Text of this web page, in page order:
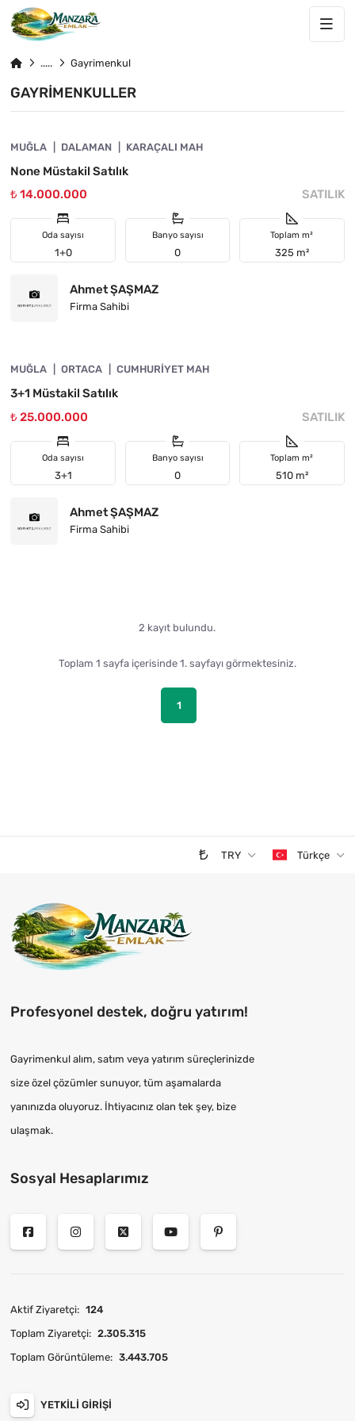
Gayrimenkul
GAYRIMENKULLER
MUĞLA DALAMAN KARAÇALI MAH
None Müstakil Satılık
₺ 14.000.000
SATILIK
Oda sayısı
1+0
Banyo sayısı
0
Toplam m²
325 m²
Ahmet ŞAŞMAZ
Firma Sahibi
MUĞLA ORTACA CUMHURIYET MAH
3+1 Müstakil Satılık
₺ 25.000.000
SATILIK
Oda sayısı
3+1
Banyo sayısı
0
Toplam m²
510 m²
Ahmet ŞAŞMAZ
Firma Sahibi
2 kayıt bulundu.
Toplam 1 sayfa içerisinde 1. sayfayı görmektesiniz.
1
TRY Türkçe
Profesyonel destek, doğru yatırım!
Gayrimenkul alım, satım veya yatırım süreçlerinizde
size özel çözümler sunuyor, tüm aşamalarda
yanınızda oluyoruz. İhtiyacınız olan tek şey, bize
ulaşmak.
Sosyal Hesaplarımız
Aktif Ziyaretçi: 124
Toplam Ziyaretçi: 2.305.315
Toplam Görüntüleme: 3.443.705
YETKILI GIRIŞI